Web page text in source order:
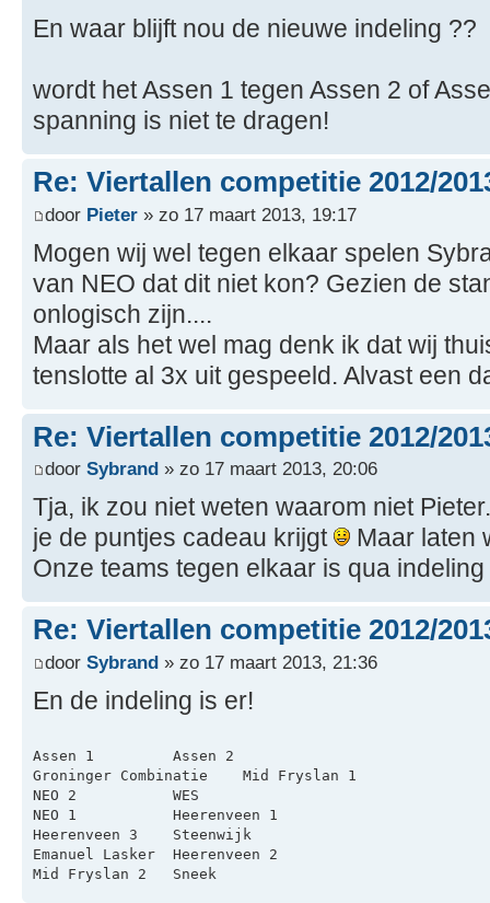
En waar blijft nou de nieuwe indeling ??
wordt het Assen 1 tegen Assen 2 of
spanning is niet te dragen!
Re: Viertallen competitie 2012/
door Pieter » zo 17 maart 2013, 19:17
Mogen wij wel tegen elkaar spelen
van NEO dat dit niet kon? Gezien de
onlogisch zijn....
Maar als het wel mag denk ik dat wij
tenslotte al 3x uit gespeeld. Alvast een
Re: Viertallen competitie 2012/
door Sybrand » zo 17 maart 2013, 20:06
Tja, ik zou niet weten waarom niet
je de puntjes cadeau krijgt
Maar laten
Onze teams tegen elkaar is qua
Re: Viertallen competitie 2012/
door Sybrand » zo 17 maart 2013, 21:36
En de indeling is er!
Assen 1	        Assen 2
Groninger Combinatie	Mid Fryslan 1
NEO 2        	WES
NEO 1	        Heerenveen 1
Heerenveen 3	Steenwijk
Emanuel Lasker	Heerenveen 2
Mid Fryslan 2	Sneek